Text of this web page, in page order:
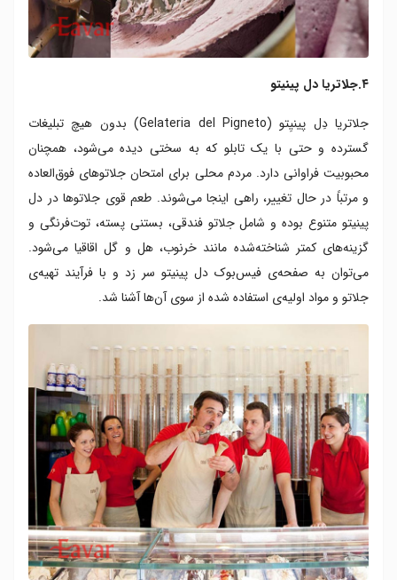
۴.جلاتریا دل پینیتو
جلاتریا دِل پینیِتو (Gelateria del Pigneto) بدون هیچ تبلیغات
گسترده و حتی با یک تابلو که به سختی دیده می‌شود، همچنان
محبوبیت فراوانی دارد. مردم محلی برای امتحان جلاتوهای فوق‌العاده
و مرتباً در حال تغییر، راهی اینجا می‌شوند. طعم قوی جلاتوها در دل
پینیتو متنوع بوده و شامل جلاتو فندقی، بستنی پسته، توت‌فرنگی و
گزینه‌های کمتر شناخته‌شده مانند خرنوب، هل و گل اقاقیا می‌شود.
می‌توان به صفحه‌ی فیس‌بوک دل پینیتو سر زد و با فرآیند تهیه‌ی
جلاتو و مواد اولیه‌ی استفاده‌ شده از سوی آن‌ها آشنا شد.